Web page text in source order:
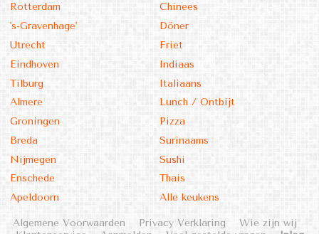
Rotterdam
's-Gravenhage'
Utrecht
Eindhoven
Tilburg
Almere
Groningen
Breda
Nijmegen
Enschede
Apeldoorn
Chinees
Döner
Friet
Indiaas
Italiaans
Lunch / Ontbijt
Pizza
Surinaams
Sushi
Thais
Alle keukens
Algemene Voorwaarden Privacy Verklaring
Wie zijn wij